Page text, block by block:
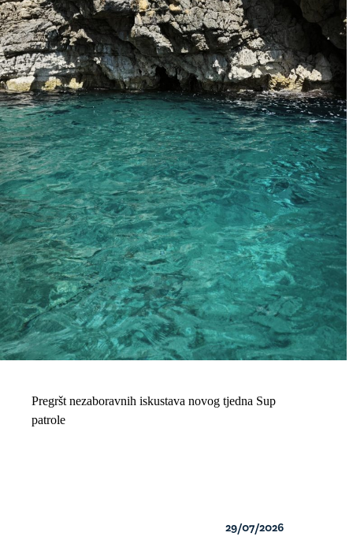
Pregršt nezaboravnih iskustava novog tjedna Sup
patrole
29/07/2026